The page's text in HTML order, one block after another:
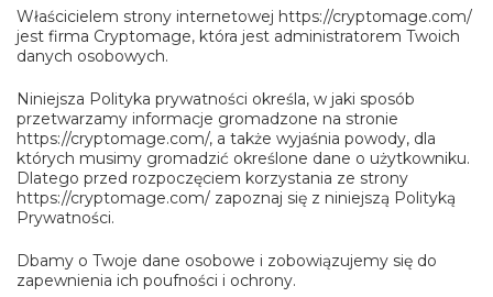
Właścicielem strony internetowej https://cryptomage.com/
jest firma Cryptomage, która jest administratorem Twoich
danych osobowych.
Niniejsza Polityka prywatności określa, w jaki sposób
przetwarzamy informacje gromadzone na stronie
https://cryptomage.com/, a także wyjaśnia powody, dla
których musimy gromadzić określone dane o użytkowniku.
Dlatego przed rozpoczęciem korzystania ze strony
https://cryptomage.com/ zapoznaj się z niniejszą Polityką
Prywatności.
Dbamy o Twoje dane osobowe i zobowiązujemy się do
zapewnienia ich poufności i ochrony.